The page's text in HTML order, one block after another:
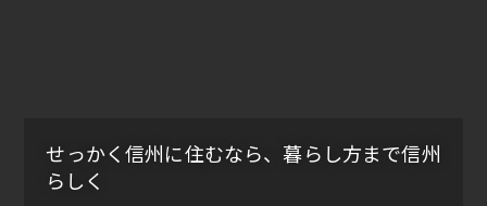
せっかく信州に住むなら、暮らし方まで信州
らしく